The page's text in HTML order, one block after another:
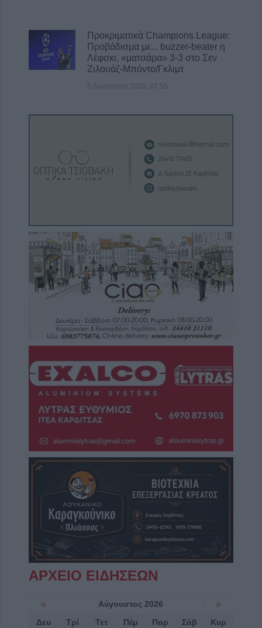
Προκριματικά Champions League:
Προβάδισμα με... buzzer-beater η
Λέφσκι, «ματσάρα» 3-3 στο Σεν
Ζιλουάζ-Μπόντο/Γκλιμτ
5 Αυγούστου 2026, 07:55
ΑΡΧΕΙΟ ΕΙΔΗΣΕΩΝ
« Αύγουστος 2026 »
Δευ Τρί Τετ Πέμ Παρ Σάβ Κυρ